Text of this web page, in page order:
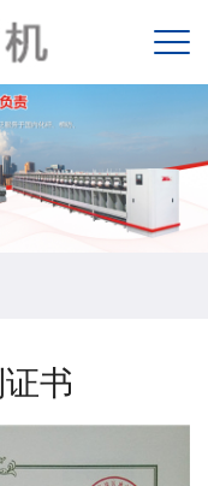
书